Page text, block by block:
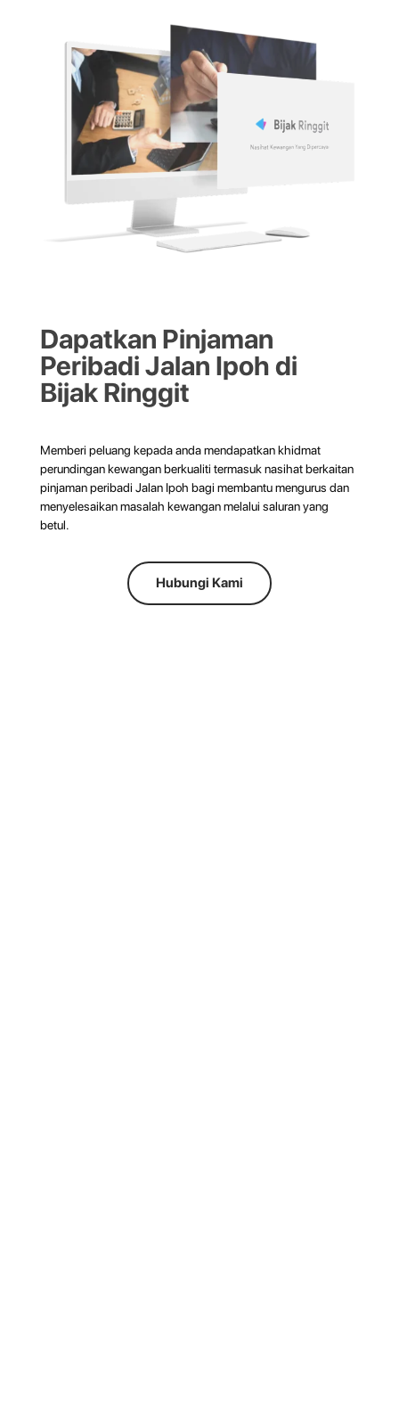
Dapatkan Pinjaman
Peribadi Jalan Ipoh di
Bijak Ringgit
Memberi peluang kepada anda mendapatkan khidmat
perundingan kewangan berkualiti termasuk nasihat berkaitan
pinjaman peribadi Jalan Ipoh bagi membantu mengurus dan
menyelesaikan masalah kewangan melalui saluran yang
betul.
Hubungi Kami